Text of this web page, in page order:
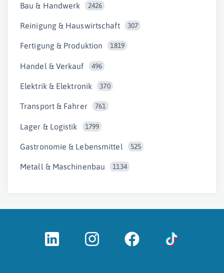
Bau & Handwerk 2426
Reinigung & Hauswirtschaft 307
Fertigung & Produktion 1819
Handel & Verkauf 496
Elektrik & Elektronik 370
Transport & Fahrer 761
Lager & Logistik 1799
Gastronomie & Lebensmittel 525
Metall & Maschinenbau 1134